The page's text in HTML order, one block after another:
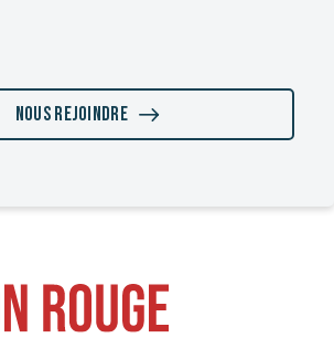
Nous rejoindre